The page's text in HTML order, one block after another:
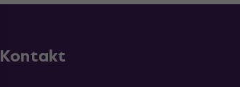
Kontakt